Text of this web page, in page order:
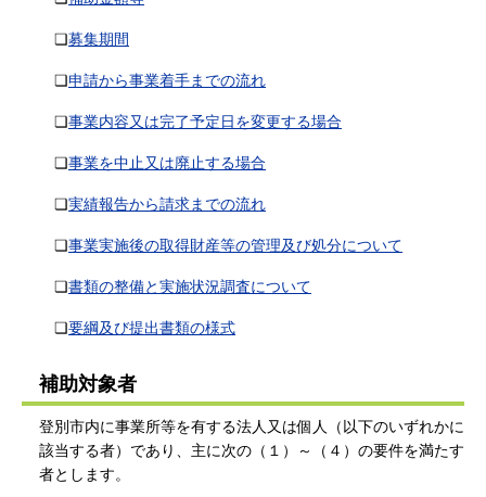
❏募集期間
❏申請から事業着手までの流れ
❏事業内容又は完了予定日を変更する場合
❏事業を中止又は廃止する場合
❏実績報告から請求までの流れ
❏事業実施後の取得財産等の管理及び処分について
❏書類の整備と実施状況調査について
❏要綱及び提出書類の様式
補助対象者
登別市内に事業所等を有する法人又は個人（以下のいずれかに
該当する者）であり、主に次の（１）～（４）の要件を満たす
者とします。